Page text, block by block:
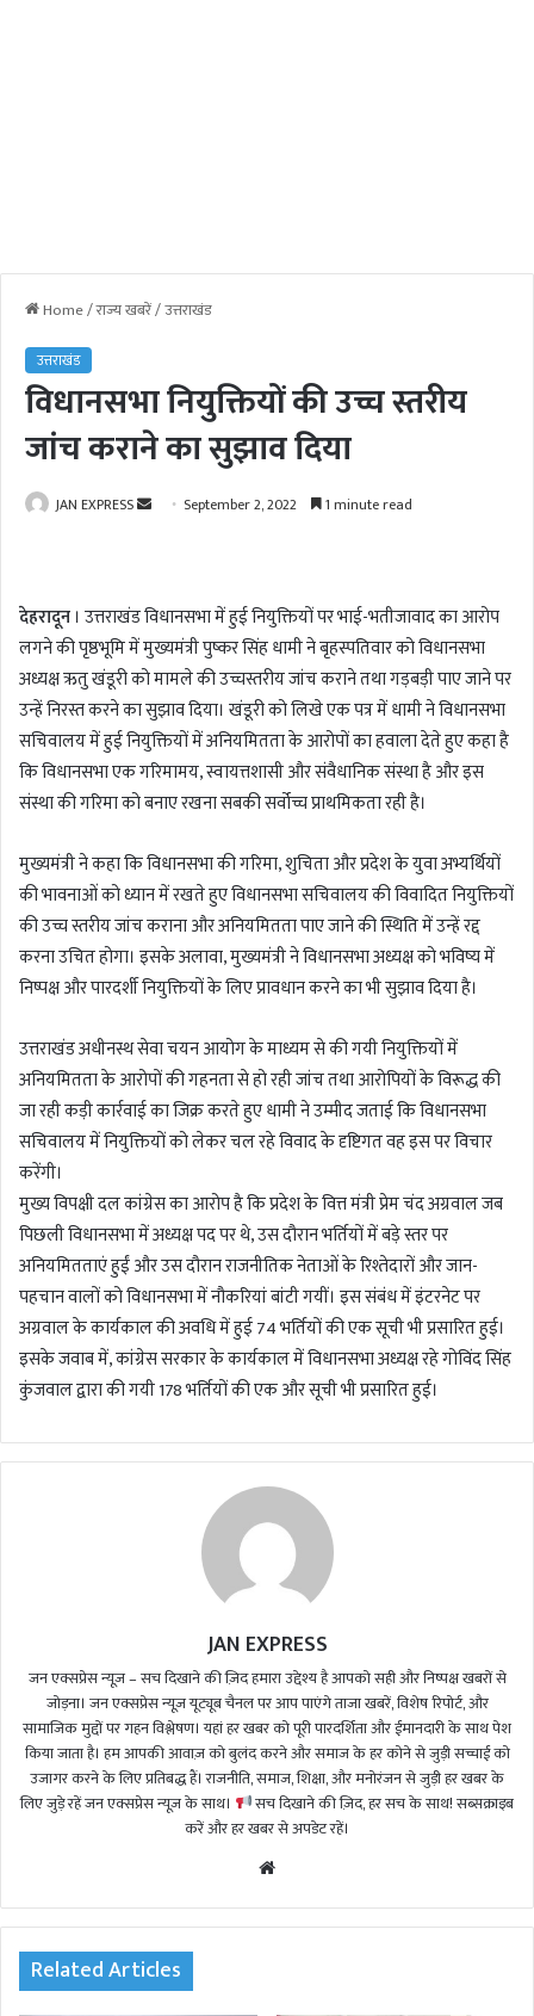
Home/राज्य खबरें/उत्तराखंड
उत्तराखंड
विधानसभा नियुक्तियों की उच्च स्तरीय
जांच कराने का सुझाव दिया
JAN EXPRESS
a
n
e
m
a
i
l
September 2, 2022 1 minute read
देहरादून । उत्तराखंड विधानसभा में हुई नियुक्तियों पर भाई-भतीजावाद का आरोप
लगने की पृष्ठभूमि में मुख्यमंत्री पुष्कर सिंह धामी ने बृहस्पतिवार को विधानसभा
अध्यक्ष ऋतु खंडूरी को मामले की उच्चस्तरीय जांच कराने तथा गड़बड़ी पाए जाने पर
उन्हें निरस्त करने का सुझाव दिया। खंडूरी को लिखे एक पत्र में धामी ने विधानसभा
सचिवालय में हुई नियुक्तियों में अनियमितता के आरोपों का हवाला देते हुए कहा है
कि विधानसभा एक गरिमामय, स्वायत्तशासी और संवैधानिक संस्था है और इस
संस्था की गरिमा को बनाए रखना सबकी सर्वोच्च प्राथमिकता रही है।
मुख्यमंत्री ने कहा कि विधानसभा की गरिमा, शुचिता और प्रदेश के युवा अभ्यर्थियों
की भावनाओं को ध्यान में रखते हुए विधानसभा सचिवालय की विवादित नियुक्तियों
की उच्च स्तरीय जांच कराना और अनियमितता पाए जाने की स्थिति में उन्हें रद्द
करना उचित होगा। इसके अलावा, मुख्यमंत्री ने विधानसभा अध्यक्ष को भविष्य में
निष्पक्ष और पारदर्शी नियुक्तियों के लिए प्रावधान करने का भी सुझाव दिया है।
उत्तराखंड अधीनस्थ सेवा चयन आयोग के माध्यम से की गयी नियुक्तियों में
अनियमितता के आरोपों की गहनता से हो रही जांच तथा आरोपियों के विरूद्ध की
जा रही कड़ी कार्रवाई का जिक्र करते हुए धामी ने उम्मीद जताई कि विधानसभा
सचिवालय में नियुक्तियों को लेकर चल रहे विवाद के दृष्टिगत वह इस पर विचार
करेंगी।
मुख्य विपक्षी दल कांग्रेस का आरोप है कि प्रदेश के वित्त मंत्री प्रेम चंद अग्रवाल जब
पिछली विधानसभा में अध्यक्ष पद पर थे, उस दौरान भर्तियों में बड़े स्तर पर
अनियमितताएं हुईं और उस दौरान राजनीतिक नेताओं के रिश्तेदारों और जान-
पहचान वालों को विधानसभा में नौकरियां बांटी गयीं। इस संबंध में इंटरनेट पर
अग्रवाल के कार्यकाल की अवधि में हुई 74 भर्तियों की एक सूची भी प्रसारित हुई।
इसके जवाब में, कांग्रेस सरकार के कार्यकाल में विधानसभा अध्यक्ष रहे गोविंद सिंह
कुंजवाल द्वारा की गयी 178 भर्तियों की एक और सूची भी प्रसारित हुई।
JAN EXPRESS
जन एक्सप्रेस न्यूज़ – सच दिखाने की ज़िद हमारा उद्देश्य है आपको सही और निष्पक्ष खबरों से
जोड़ना। जन एक्सप्रेस न्यूज़ यूट्यूब चैनल पर आप पाएंगे ताजा खबरें, विशेष रिपोर्ट, और
सामाजिक मुद्दों पर गहन विश्लेषण। यहां हर खबर को पूरी पारदर्शिता और ईमानदारी के साथ पेश
किया जाता है। हम आपकी आवाज़ को बुलंद करने और समाज के हर कोने से जुड़ी सच्चाई को
उजागर करने के लिए प्रतिबद्ध हैं। राजनीति, समाज, शिक्षा, और मनोरंजन से जुड़ी हर खबर के
लिए जुड़े रहें जन एक्सप्रेस न्यूज़ के साथ।
सच दिखाने की ज़िद, हर सच के साथ! सब्सक्राइब
करें और हर खबर से अपडेट रहें।
te
Related Articles